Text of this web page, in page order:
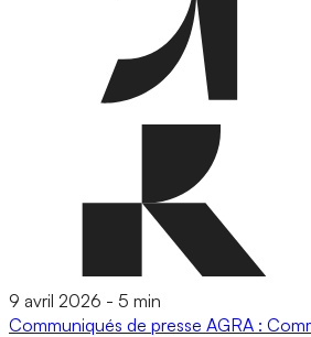
9 avril 2026 - 5 min
Communiqués de presse AGRA :